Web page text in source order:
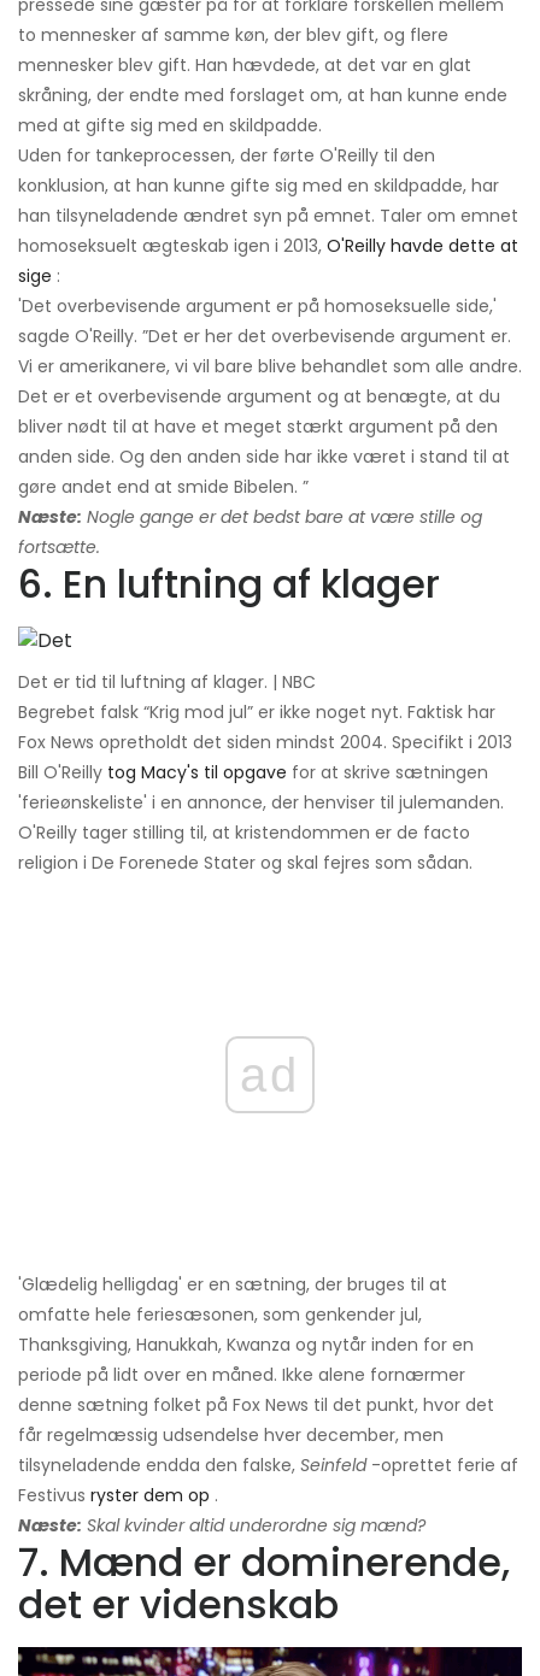
pressede sine gæster på for at forklare forskellen mellem
to mennesker af samme køn, der blev gift, og flere
mennesker blev gift. Han hævdede, at det var en glat
skråning, der endte med forslaget om, at han kunne ende
med at gifte sig med en skildpadde.
Uden for tankeprocessen, der førte O'Reilly til den
konklusion, at han kunne gifte sig med en skildpadde, har
han tilsyneladende ændret syn på emnet. Taler om emnet
homoseksuelt ægteskab igen i 2013, O'Reilly havde dette at
sige :
'Det overbevisende argument er på homoseksuelle side,'
sagde O'Reilly. ”Det er her det overbevisende argument er.
Vi er amerikanere, vi vil bare blive behandlet som alle andre.
Det er et overbevisende argument og at benægte, at du
bliver nødt til at have et meget stærkt argument på den
anden side. Og den anden side har ikke været i stand til at
gøre andet end at smide Bibelen. ”
Næste: Nogle gange er det bedst bare at være stille og
fortsætte.
6. En luftning af klager
Det er tid til luftning af klager. | NBC
Begrebet falsk “Krig mod jul” er ikke noget nyt. Faktisk har
Fox News opretholdt det siden mindst 2004. Specifikt i 2013
Bill O'Reilly tog Macy's til opgave for at skrive sætningen
'ferieønskeliste' i en annonce, der henviser til julemanden.
O'Reilly tager stilling til, at kristendommen er de facto
religion i De Forenede Stater og skal fejres som sådan.
ad
'Glædelig helligdag' er en sætning, der bruges til at
omfatte hele feriesæsonen, som genkender jul,
Thanksgiving, Hanukkah, Kwanza og nytår inden for en
periode på lidt over en måned. Ikke alene fornærmer
denne sætning folket på Fox News til det punkt, hvor det
får regelmæssig udsendelse hver december, men
tilsyneladende endda den falske, Seinfeld-oprettet ferie af
Festivus ryster dem op .
Næste: Skal kvinder altid underordne sig mænd?
7. Mænd er dominerende,
det er videnskab